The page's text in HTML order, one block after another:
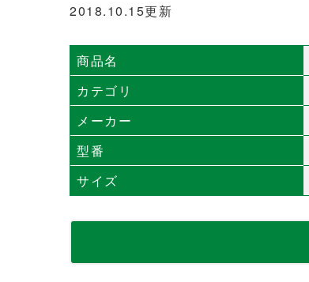
2018.10.15更新
商品名
カテゴリ
メーカー
型番
サイズ